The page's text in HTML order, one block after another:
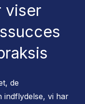
viser
de
indflydelse, vi har